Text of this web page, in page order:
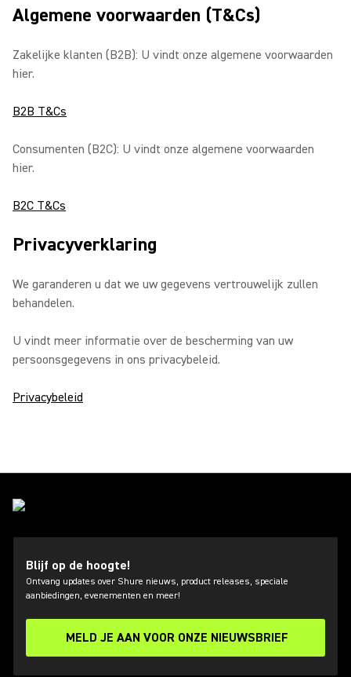
Algemene voorwaarden (T&Cs)
Zakelijke klanten (B2B): U vindt onze algemene voorwaarden
hier.
B2B T&Cs
Consumenten (B2C): U vindt onze algemene voorwaarden
hier.
B2C T&Cs
Privacyverklaring
We garanderen u dat we uw gegevens vertrouwelijk zullen
behandelen.
U vindt meer informatie over de bescherming van uw
persoonsgegevens in ons privacybeleid.
Privacybeleid
Blijf op de hoogte!
Ontvang updates over Shure nieuws, product releases, speciale
aanbiedingen, evenementen en meer!
MELD JE AAN VOOR ONZE NIEUWSBRIEF